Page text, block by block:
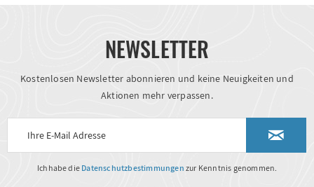
NEWSLETTER
Kostenlosen Newsletter abonnieren und keine Neuigkeiten und
Aktionen mehr verpassen.
Ich habe die Datenschutzbestimmungen zur Kenntnis genommen.